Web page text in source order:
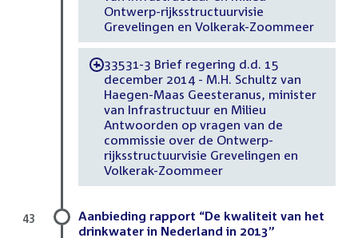
Ontwerp-rijksstructuurvisie
Grevelingen en Volkerak-Zoommeer
-33531-3 Brief regering d.d. 15
december 2014 - M.H. Schultz van
Haegen-Maas Geesteranus, minister
van Infrastructuur en Milieu
Antwoorden op vragen van de
commissie over de Ontwerp-
rijksstructuurvisie Grevelingen en
Volkerak-Zoommeer
Aanbieding rapport “De kwaliteit van het
drinkwater in Nederland in 2013”
43